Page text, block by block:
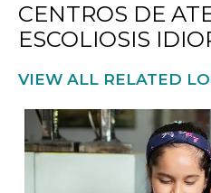
CENTROS DE
ESCOLIOSIS
VIEW ALL RELATED